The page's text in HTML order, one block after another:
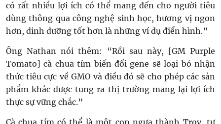
có rất nhiều lợi ích có thể mang đến cho người tiêu
dùng thông qua công nghệ sinh học, hương vị ngon
hơn, dinh dưỡng tốt hơn là những ví dụ điển hình.”
Ông Nathan nói thêm: “Rồi sau này, [GM Purple
Tomato] cà chua tím biến đổi gene sẽ loại bỏ nhận
thức tiêu cực về GMO và điều đó sẽ cho phép các sản
phẩm khác được tung ra thị trường mang lại lợi ích
thực sự vững chắc.”
Cà chua tím có thể là một con ngựa thành Troy, tự